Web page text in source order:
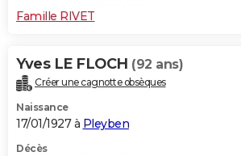
Famille RIVET
Yves LE FLOCH (92 ans)
Créer une cagnotte obsèques
Naissance
17/01/1927 à Pleyben
Décès